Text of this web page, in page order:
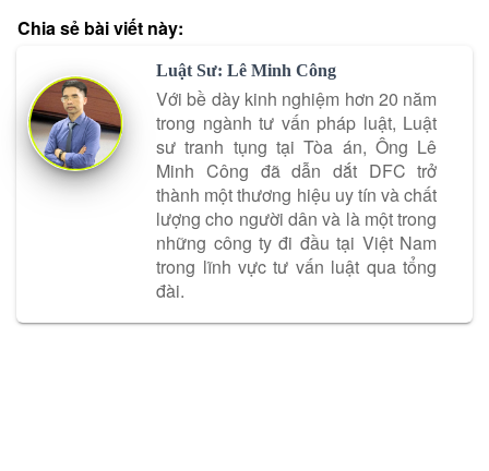
Chia sẻ bài viết này:
Luật Sư: Lê Minh Công
Với bề dày kinh nghiệm hơn 20 năm
trong ngành tư vấn pháp luật, Luật
sư tranh tụng tại Tòa án, Ông Lê
Minh Công đã dẫn dắt DFC trở
thành một thương hiệu uy tín và chất
lượng cho người dân và là một trong
những công ty đi đầu tại Việt Nam
trong lĩnh vực tư vấn luật qua tổng
đài.